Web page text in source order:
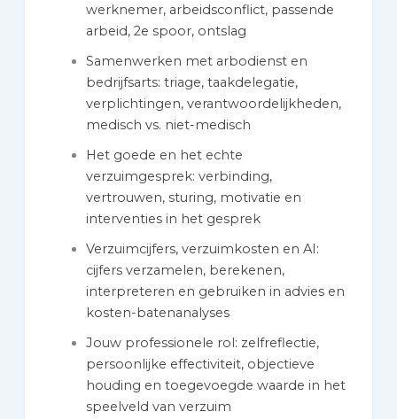
werknemer, arbeidsconflict, passende
arbeid, 2e spoor, ontslag
Samenwerken met arbodienst en
bedrijfsarts: triage, taakdelegatie,
verplichtingen, verantwoordelijkheden,
medisch vs. niet-medisch
Het goede en het echte
verzuimgesprek: verbinding,
vertrouwen, sturing, motivatie en
interventies in het gesprek
Verzuimcijfers, verzuimkosten en AI:
cijfers verzamelen, berekenen,
interpreteren en gebruiken in advies en
kosten-batenanalyses
Jouw professionele rol: zelfreflectie,
persoonlijke effectiviteit, objectieve
houding en toegevoegde waarde in het
speelveld van verzuim